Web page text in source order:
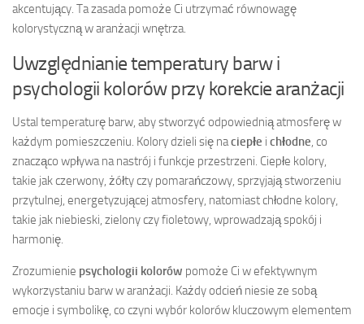
akcentujący. Ta zasada pomoże Ci utrzymać równowagę
kolorystyczną w aranżacji wnętrza.
Uwzględnianie temperatury barw i
psychologii kolorów przy korekcie aranżacji
Ustal temperaturę barw, aby stworzyć odpowiednią atmosferę w
każdym pomieszczeniu. Kolory dzieli się naciepłe i chłodne, co
znacząco wpływa na nastrój i funkcje przestrzeni. Ciepłe kolory,
takie jak czerwony, żółty czy pomarańczowy, sprzyjają stworzeniu
przytulnej, energetyzującej atmosfery, natomiast chłodne kolory,
takie jak niebieski, zielony czy fioletowy, wprowadzają spokój i
harmonię.
Zrozumienie psychologii kolorów pomoże Ci w efektywnym
wykorzystaniu barw w aranżacji. Każdy odcień niesie ze sobą
emocje i symbolikę, co czyni wybór kolorów kluczowym elementem